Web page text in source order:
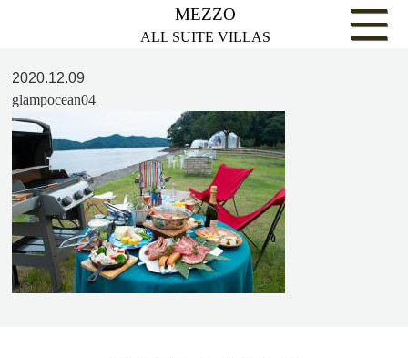
MEZZO
ALL SUITE VILLAS
2020.12.09
glampocean04